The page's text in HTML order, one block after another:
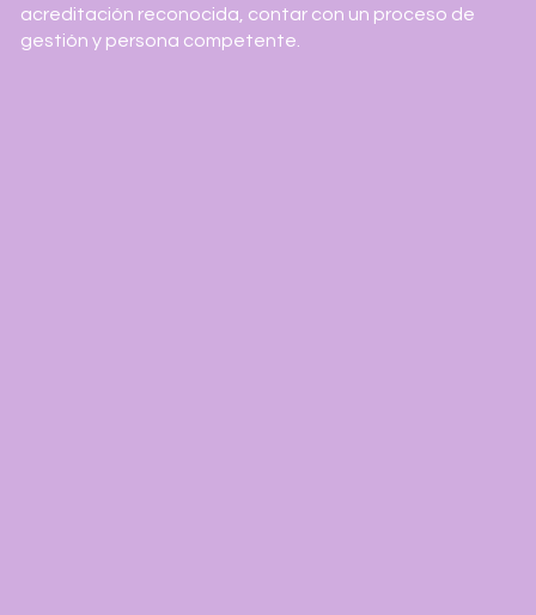
acreditación reconocida, contar con un proceso de
gestión y persona competente.